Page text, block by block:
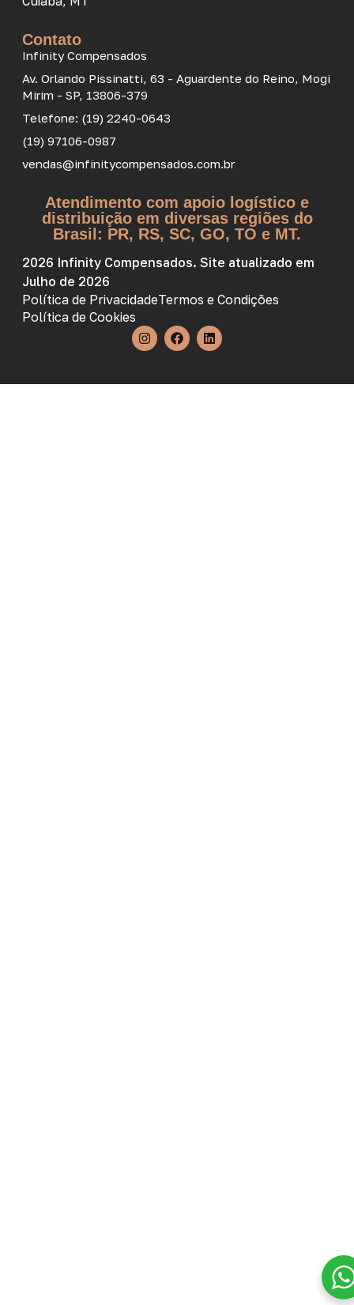
Contato
Infinity Compensados
Av. Orlando Pissinatti, 63 - Aguardente do Reino, Mogi
Mirim - SP, 13806-379
Telefone: (19) 2240-0643
(19) 97106-0987
vendas@infinitycompensados.com.br
Atendimento com apoio logístico e
distribuição em diversas regiões do
Brasil: PR, RS, SC, GO, TO e MT.
2026 Infinity Compensados. Site atualizado em
Julho de 2026
Política de PrivacidadeTermos e Condições
Política de Cookies